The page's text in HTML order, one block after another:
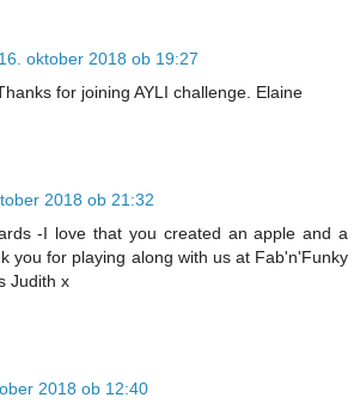
16. oktober 2018 ob 19:27
for joining AYLI challenge. Elaine
2018 ob 21:32
-I love that you created an apple and a
you for playing along with us at Fab'n'Funky
Judith x
2018 ob 12:40